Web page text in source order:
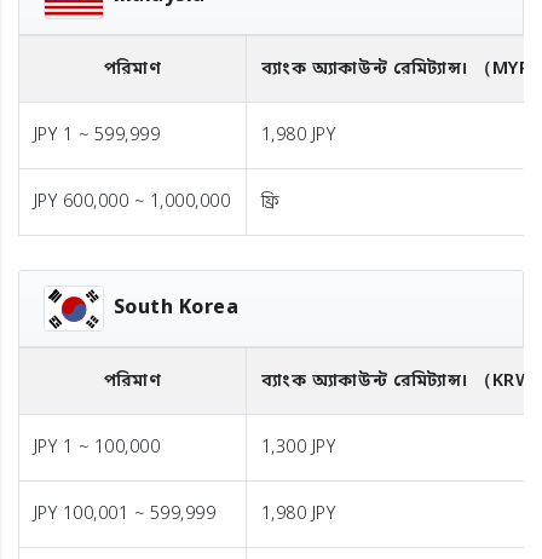
পরিমাণ ব্যাংক অ্যাকাউন্ট রেমিট্যান্স। （MYR
JPY 1 ~ 599,999 1,980 JPY
JPY 600,000 ~ 1,000,000 ফ্রি
South Korea
পরিমাণ ব্যাংক অ্যাকাউন্ট রেমিট্যান্স। （KRW
JPY 1 ~ 100,000 1,300 JPY
JPY 100,001 ~ 599,999 1,980 JPY